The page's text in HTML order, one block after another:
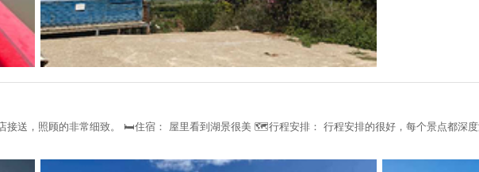
接送，照顾的非常细致。 🛏️住宿： 屋里看到湖景很美 🗺️行程安排： 行程安排的很好，每个景点都深